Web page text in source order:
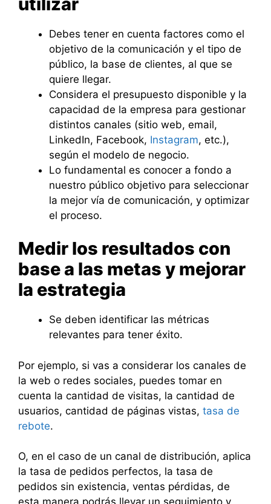
Debes tener en cuenta factores como el
objetivo de la comunicación y el tipo de
público, la base de clientes, al que se
quiere llegar.
Considera el presupuesto disponible y la
capacidad de la empresa para gestionar
distintos canales (sitio web, email,
LinkedIn, Facebook, Instagram, etc.),
según el modelo de negocio.
Lo fundamental es conocer a fondo a
nuestro público objetivo para seleccionar
la mejor vía de comunicación, y optimizar
el proceso.
Medir los resultados con
base a las metas y mejorar
la estrategia
Se deben identificar las métricas
relevantes para tener éxito.
Por ejemplo, si vas a considerar los canales de
la web o redes sociales, puedes tomar en
cuenta la cantidad de visitas, la cantidad de
usuarios, cantidad de páginas vistas, tasa de
rebote.
O, en el caso de un canal de distribución, aplica
la tasa de pedidos perfectos, la tasa de
pedidos sin existencia, ventas pérdidas, de